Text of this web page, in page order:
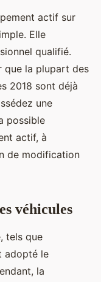
actif sur
Elle
qualifié.
que la plupart des
2018 sont déjà
une
possible
actif, à
de modification
véhicules
tels que
adopté le
la